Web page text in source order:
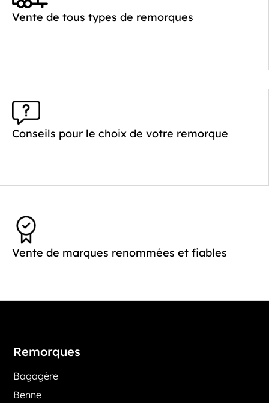
Vente de tous types de remorques
Conseils pour le choix de votre remorque
Vente de marques renommées et fiables
Remorques
Bagagère
Benne